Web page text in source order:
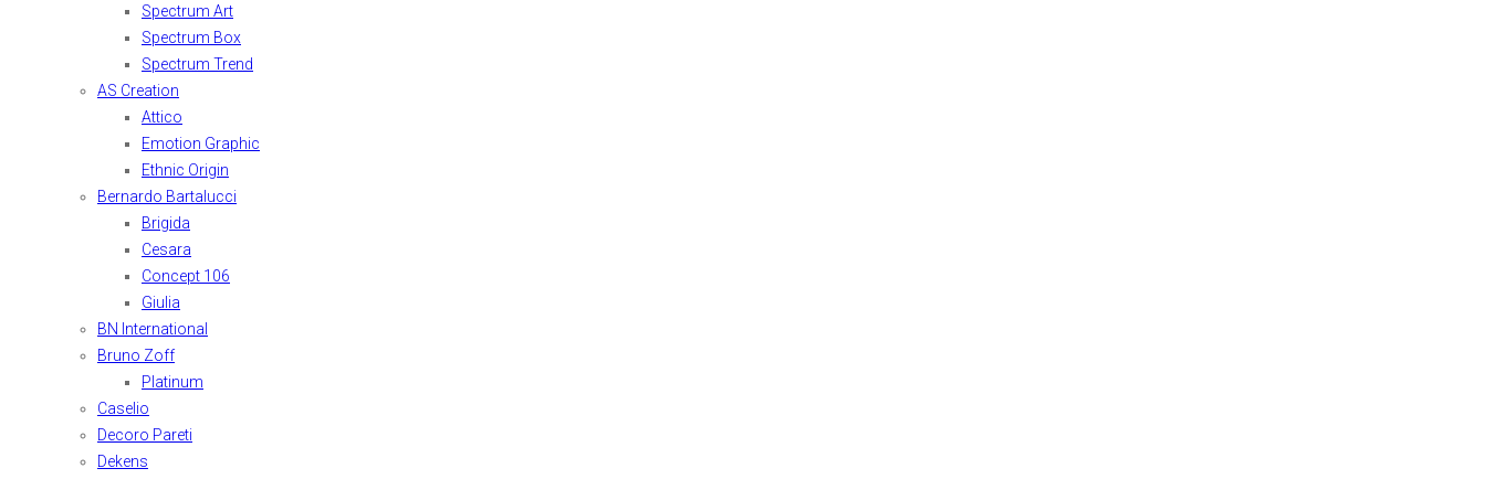
Spectrum Art
Spectrum Box
Spectrum Trend
AS Creation
Attico
Emotion Graphic
Ethnic Origin
Bernardo Bartalucci
Brigida
Cesara
Concept 106
Giulia
BN International
Bruno Zoff
Platinum
Caselio
Decoro Pareti
Dekens